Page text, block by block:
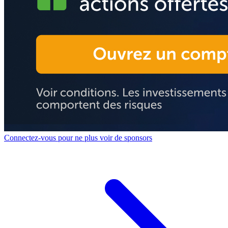
Connectez-vous pour ne plus voir de sponsors